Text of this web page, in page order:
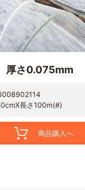
厚さ0.075mm
長さ100m(#)
商品購入へ